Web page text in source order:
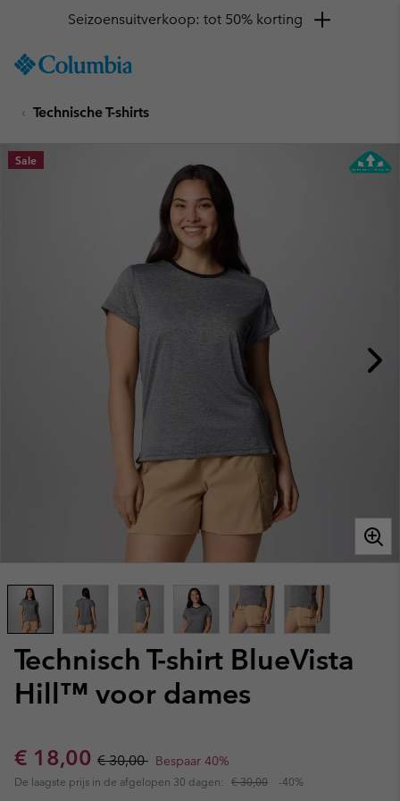
TO
SKIP
MAIN
NAV
Seizoensuitverkoop: tot 50% korting
Technische T-shirts
Technisch T-shirt BlueVista
Hill™ voor dames
Sale price:
€ 18,00 Regular price:
€ 30,00 Bespaar 40%
De laagste prijs in de afgelopen 30 dagen: € 30,00 -40%
Sale